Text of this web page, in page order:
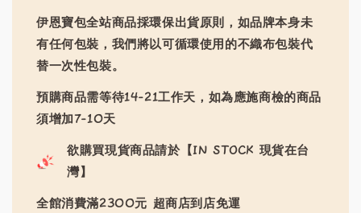
伊恩寶包全站商品採環保出貨原則，如品牌本身未
有任何包裝，我們將以可循環使用的不織布包裝代
替一次性包裝。
預購商品需等待14-21工作天，如為應施商檢的商品
須增加7-10天
欲購買現貨商品請於【IN STOCK 現貨在台
灣】
全館消費滿2300元 超商店到店免運